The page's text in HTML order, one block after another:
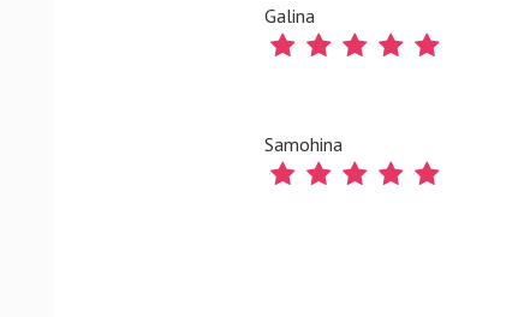
Galina
Samohina